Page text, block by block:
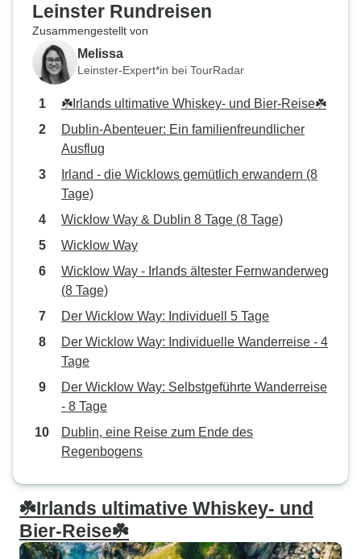
Leinster Rundreisen
Zusammengestellt von
Melissa
Leinster-Expert*in bei TourRadar
☘️Irlands ultimative Whiskey- und Bier-Reise☘️
Dublin-Abenteuer: Ein familienfreundlicher
Ausflug
Irland - die Wicklows gemütlich erwandern (8
Tage)
Wicklow Way & Dublin 8 Tage (8 Tage)
Wicklow Way
Wicklow Way - Irlands ältester Fernwanderweg
(8 Tage)
Der Wicklow Way: Individuell 5 Tage
Der Wicklow Way: Individuelle Wanderreise - 4
Tage
Der Wicklow Way: Selbstgeführte Wanderreise
- 8 Tage
Dublin, eine Reise zum Ende des
Regenbogens
☘️Irlands ultimative Whiskey- und
Bier-Reise☘️